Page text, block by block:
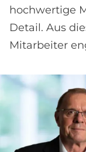
hochwertige
Detail. Aus
Mitarbeiter